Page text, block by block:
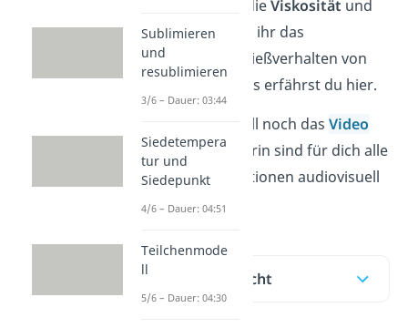
Was ist eigentlich dieViskosität und
wie erklärt sich mit ihr das
unterschiedliche Fließverhalten von
Wasser und Öl? Das erfährst du hier.
Schau auf jeden Fall noch dasVideo
zum Artikel an. Darin sind für dich alle
wichtigen Informationen audiovisuell
aufbereitet.
Inhaltsübersicht
Sublimieren
und
resublimieren
3/6 – Dauer: 03:44
Siedetempera
tur und
Siedepunkt
4/6 – Dauer: 04:51
Teilchenmode
ll
5/6 – Dauer: 04:30